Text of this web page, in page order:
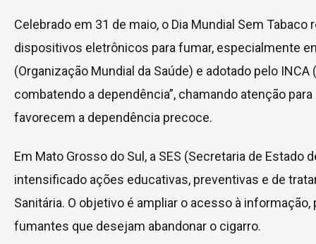
Celebrado em 31 de maio, o Dia Mundial Sem
dispositivos eletrônicos para fumar, especialmente
(Organização Mundial da Saúde) e adotado pelo
combatendo a dependência”, chamando atenção
favorecem a dependência precoce.
Em Mato Grosso do Sul, a SES (Secretaria de
intensificado ações educativas, preventivas e de
Sanitária. O objetivo é ampliar o acesso à
fumantes que desejam abandonar o cigarro.